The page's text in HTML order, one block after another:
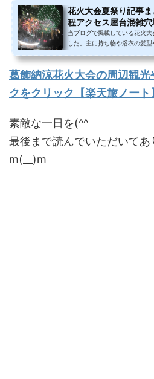
花火大会夏祭り記事
程アクセス屋台混雑穴
当ブログで掲載している花火大
した。主に持ち物や浴衣の髪型
葛飾納涼花火大会の周辺観
クをクリック【楽天旅ノート
素敵な一日を(^^
最後まで読んでいただいて
m(__)m